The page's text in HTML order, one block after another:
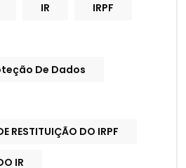
IR IRPF
De Dados
RESTITUIÇÃO DO IRPF
IR